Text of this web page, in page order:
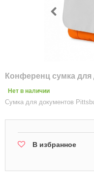
Конференц сумка
Нет в наличии
Сумка для документов
В избранное